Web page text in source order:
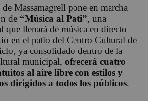
Massamagrell pone en marcha
de “Música al Pati”, una
que llenará de música en directo
en el patio del Centro Cultural de
ya consolidado dentro de la
municipal, ofrecerá cuatro
al aire libre con estilos y
dirigidos a todos los públicos.